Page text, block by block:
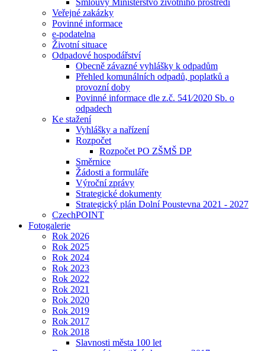
Smlouvy Ministerstvo životního prostředí
Veřejné zakázky
Povinné informace
e-podatelna
Životní situace
Odpadové hospodářství
Obecně závazné vyhlášky k odpadům
Přehled komunálních odpadů, poplatků a
provozní doby
Povinné informace dle z.č. 541⁄2020 Sb. o
odpadech
Ke stažení
Vyhlášky a nařízení
Rozpočet
Rozpočet PO ZŠMŠ DP
Směrnice
Žádosti a formuláře
Výroční zprávy
Strategické dokumenty
Strategický plán Dolní Poustevna 2021 - 2027
CzechPOINT
Fotogalerie
Rok 2026
Rok 2025
Rok 2024
Rok 2023
Rok 2022
Rok 2021
Rok 2020
Rok 2019
Rok 2017
Rok 2018
Slavnosti města 100 let